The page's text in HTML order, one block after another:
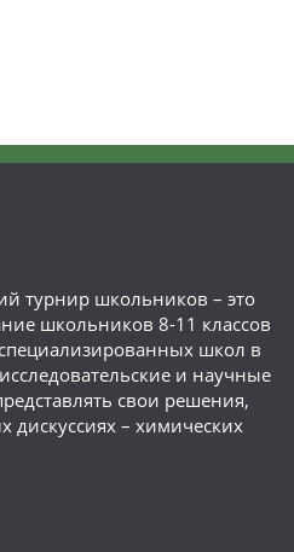
турнир школьников – это
школьников 8-11 классов
школ в
и научные
свои решения,
дискуссиях – химических